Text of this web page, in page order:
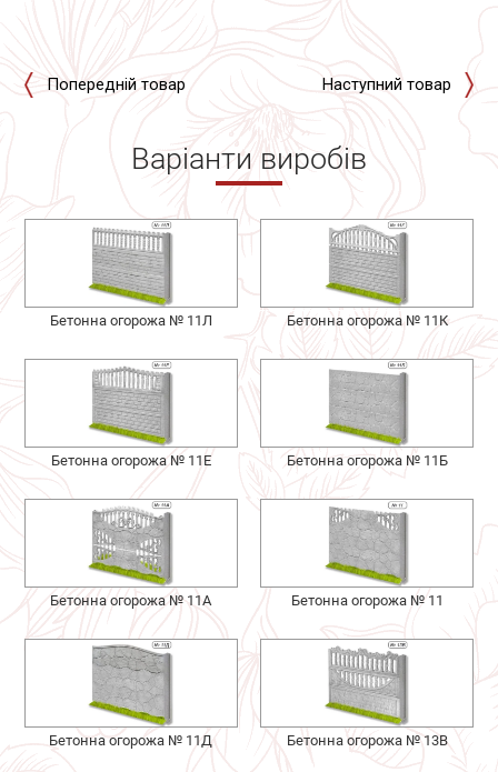
Попередній товар Наступний товар
Варіанти виробів
Бетонна огорожа № 11Л Бетонна огорожа № 11К
Бетонна огорожа № 11Е Бетонна огорожа № 11Б
Бетонна огорожа № 11А Бетонна огорожа № 11
Бетонна огорожа № 11Д Бетонна огорожа № 13В